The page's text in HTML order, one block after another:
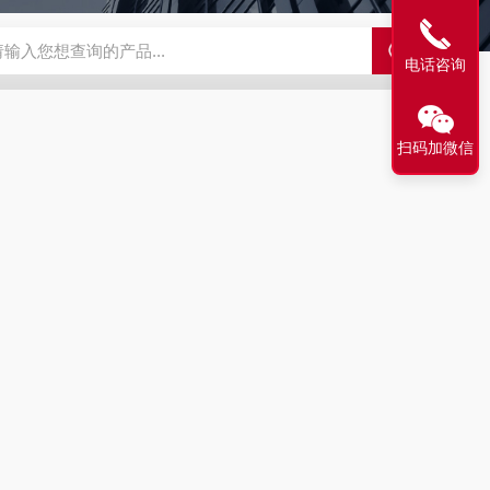
63721-83-5 SALK0012SolarFluor680抗体标记试剂盒 G1064
电话咨询
扫码加微信